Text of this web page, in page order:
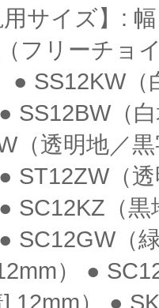
サイズ】:
フリーチョ
● SS12KW（
SS12BW（
（透明地／
ST12ZW（
SC12KZ（
SC12GW（
） ●
12mm） ●